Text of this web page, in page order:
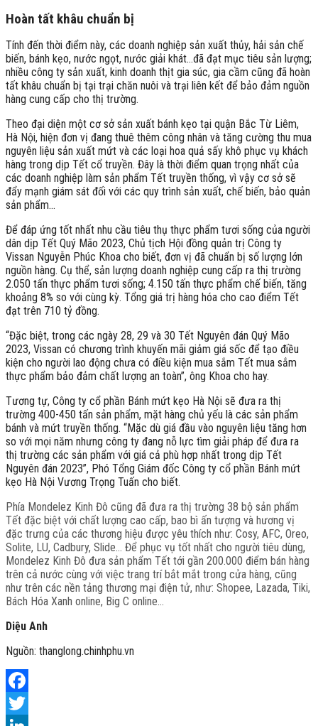
Hoàn tất khâu chuẩn bị
Tính đến thời điểm này, các doanh nghiệp sản xuất thủy, hải sản chế
biến, bánh kẹo, nước ngọt, nước giải khát…đã đạt mục tiêu sản lượng;
nhiều công ty sản xuất, kinh doanh thịt gia súc, gia cầm cũng đã hoàn
tất khâu chuẩn bị tại trại chăn nuôi và trại liên kết để bảo đảm nguồn
hàng cung cấp cho thị trường.
Theo đại diện một cơ sở sản xuất bánh kẹo tại quận Bắc Từ Liêm,
Hà Nội, hiện đơn vị đang thuê thêm công nhân và tăng cường thu mua
nguyên liệu sản xuất mứt và các loại hoa quả sấy khô phục vụ khách
hàng trong dịp Tết cổ truyền. Đây là thời điểm quan trọng nhất của
các doanh nghiệp làm sản phẩm Tết truyền thống, vì vậy cơ sở sẽ
đẩy mạnh giám sát đối với các quy trình sản xuất, chế biến, bảo quản
sản phẩm…
Để đáp ứng tốt nhất nhu cầu tiêu thụ thực phẩm tươi sống của người
dân dịp Tết Quý Mão 2023, Chủ tịch Hội đồng quản trị Công ty
Vissan Nguyễn Phúc Khoa cho biết, đơn vị đã chuẩn bị số lượng lớn
nguồn hàng. Cụ thể, sản lượng doanh nghiệp cung cấp ra thị trường
2.050 tấn thực phẩm tươi sống; 4.150 tấn thực phẩm chế biến, tăng
khoảng 8% so với cùng kỳ. Tổng giá trị hàng hóa cho cao điểm Tết
đạt trên 710 tỷ đồng.
“Đặc biệt, trong các ngày 28, 29 và 30 Tết Nguyên đán Quý Mão
2023, Vissan có chương trình khuyến mãi giảm giá sốc để tạo điều
kiện cho người lao động chưa có điều kiện mua sắm Tết mua sắm
thực phẩm bảo đảm chất lượng an toàn”, ông Khoa cho hay.
Tương tự, Công ty cổ phần Bánh mứt kẹo Hà Nội sẽ đưa ra thị
trường 400-450 tấn sản phẩm, mặt hàng chủ yếu là các sản phẩm
bánh và mứt truyền thống. “Mặc dù giá đầu vào nguyên liệu tăng hơn
so với mọi năm nhưng công ty đang nỗ lực tìm giải pháp để đưa ra
thị trường các sản phẩm với giá cả phù hợp nhất trong dịp Tết
Nguyên đán 2023”, Phó Tổng Giám đốc Công ty cổ phần Bánh mứt
kẹo Hà Nội Vương Trọng Tuấn cho biết.
Phía Mondelez Kinh Đô cũng đã đưa ra thị trường 38 bộ sản phẩm
Tết đặc biệt với chất lượng cao cấp, bao bì ấn tượng và hương vị
đặc trưng của các thương hiệu được yêu thích như: Cosy, AFC, Oreo,
Solite, LU, Cadbury, Slide… Để phục vụ tốt nhất cho người tiêu dùng,
Mondelez Kinh Đô đưa sản phẩm Tết tới gần 200.000 điểm bán hàng
trên cả nước cùng với việc trang trí bắt mắt trong cửa hàng, cũng
như trên các nền tảng thương mại điện tử, như: Shopee, Lazada, Tiki,
Bách Hóa Xanh online, Big C online…
Diệu Anh
Nguồn: thanglong.chinhphu.vn
Facebook